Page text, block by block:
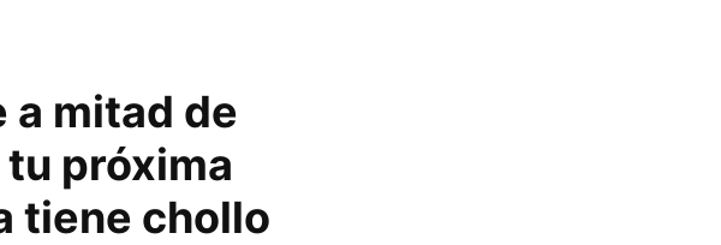
a mitad de
próxima
tiene chollo